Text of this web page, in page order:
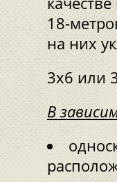
18-
на них
3х6 или
В